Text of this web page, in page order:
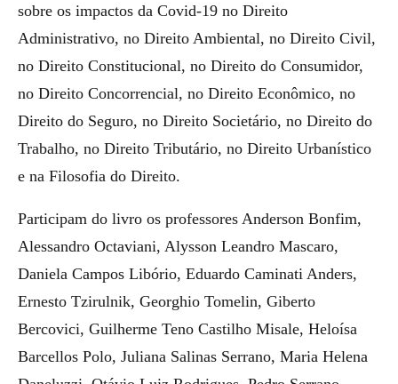
sobre os impactos da Covid-19 no Direito
Administrativo, no Direito Ambiental, no Direito Civil,
no Direito Constitucional, no Direito do Consumidor,
no Direito Concorrencial, no Direito Econômico, no
Direito do Seguro, no Direito Societário, no Direito do
Trabalho, no Direito Tributário, no Direito Urbanístico
e na Filosofia do Direito.
Participam do livro os professores Anderson Bonfim,
Alessandro Octaviani, Alysson Leandro Mascaro,
Daniela Campos Libório, Eduardo Caminati Anders,
Ernesto Tzirulnik, Georghio Tomelin, Giberto
Bercovici, Guilherme Teno Castilho Misale, Heloísa
Barcellos Polo, Juliana Salinas Serrano, Maria Helena